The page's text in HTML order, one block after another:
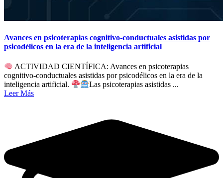
Avances en psicoterapias cognitivo-conductuales asistidas por
psicodélicos en la era de la inteligencia artificial
ACTIVIDAD CIENTÍFICA: Avances en psicoterapias
cognitivo-conductuales asistidas por psicodélicos en la era de la
inteligencia artificial.
Las psicoterapias asistidas ...
Leer Más